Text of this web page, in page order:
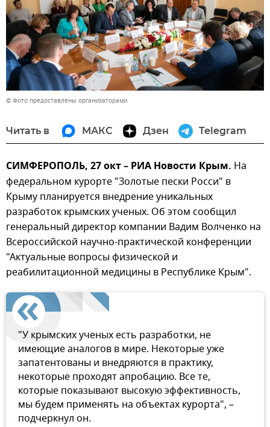
© Фото предоставлены организаторами
Читать в МАКС Дзен Telegram
СИМФЕРОПОЛЬ, 27 окт – РИА Новости Крым. На
федеральном курорте "Золотые пески Росси" в
Крыму планируется внедрение уникальных
разработок крымских ученых. Об этом сообщил
генеральный директор компании Вадим Волченко на
Всероссийской научно-практической конференции
"Актуальные вопросы физической и
реабилитационной медицины в Республике Крым".
"У крымских ученых есть разработки, не
имеющие аналогов в мире. Некоторые уже
запатентованы и внедряются в практику,
некоторые проходят апробацию. Все те,
которые показывают высокую эффективность,
мы будем применять на объектах курорта", –
подчеркнул он.